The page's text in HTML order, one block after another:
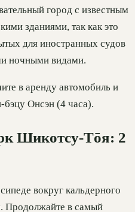
город с известным
зданиями, так как это
для иностранных судов
ночными видами.
в аренду автомобиль и
Онсэн (4 часа).
Шикотсу-Тōя: 2
вокруг кальдерного
Продолжайте в самый